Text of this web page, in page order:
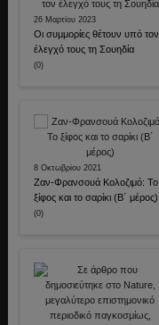
26 Μαρτίου 2023
Οι συμμορίες θέτουν υπό τον
έλεγχό τους τη Σουηδία
(0)
8 Οκτωβρίου 2021
Ζαν-Φρανσουά Κολοζιμό: Το
ξίφος και το σαρίκι (B΄ μέρος)
(0)